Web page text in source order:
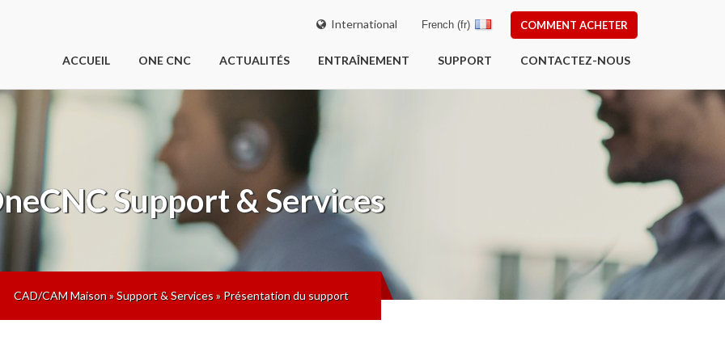
International COMMENT ACHETER
French (fr)
ACCUEIL ONE CNC ACTUALITÉS ENTRAÎNEMENT SUPPORT CONTACTEZ-NOUS
Support & Services
CAD/CAM Maison»Support & Services» Présentation du support